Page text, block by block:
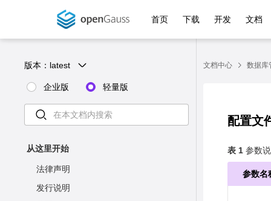
首页 下载 开发 文档
版本： latest
企业版 轻量版
从这里开始
法律声明
发行说明
文档中心 数据库
配置文
表 1 参数
参数名